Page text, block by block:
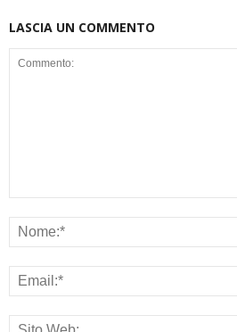
LASCIA UN COMMENTO